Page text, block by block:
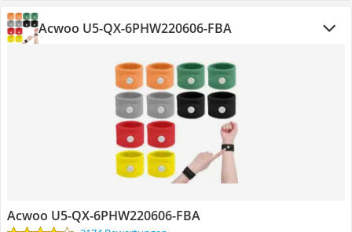
Acwoo U5-QX-6PHW220606-FBA
Acwoo U5-QX-6PHW220606-FBA